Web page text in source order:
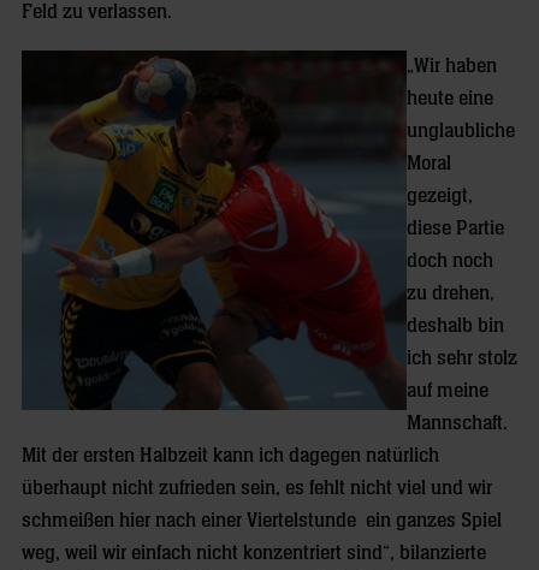
Feld zu verlassen.
„Wir haben
heute eine
unglaubliche
Moral
gezeigt,
diese Partie
doch noch
zu drehen,
deshalb bin
ich sehr stolz
auf meine
Mannschaft.
Mit der ersten Halbzeit kann ich dagegen natürlich
überhaupt nicht zufrieden sein, es fehlt nicht viel und wir
schmeißen hier nach einer Viertelstunde ein ganzes Spiel
weg, weil wir einfach nicht konzentriert sind“, bilanzierte